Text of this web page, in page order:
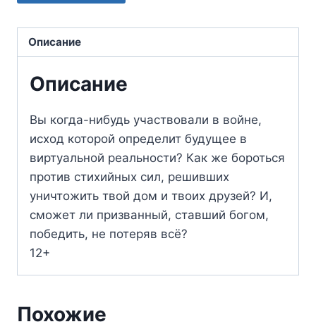
Описание
Описание
Вы когда-нибудь участвовали в войне,
исход которой определит будущее в
виртуальной реальности? Как же бороться
против стихийных сил, решивших
уничтожить твой дом и твоих друзей? И,
сможет ли призванный, ставший богом,
победить, не потеряв всё?
12+
Похожие